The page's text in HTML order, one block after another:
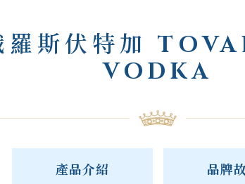
羅斯伏特加
VODKA
產品介紹 品牌